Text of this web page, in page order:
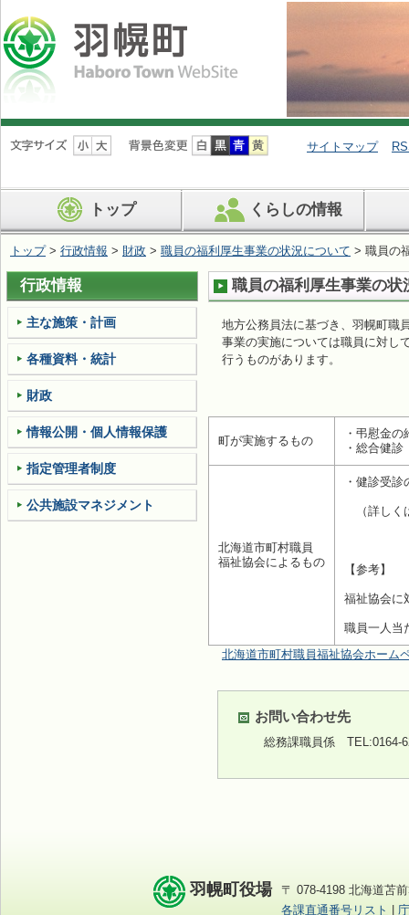
ナ
ビ
ン
を
ば
す
サイトマップ
トップ くらしの情報
トップ> 行政情報 > 財政 > 職員の福利厚生事業の状況について > 職員の
職員の福利厚生事業の
地方公務員法に基づき、羽幌町職
事業の実施については職員に対し
行うものがあります。
町が実施するもの
・弔慰金の
・総合健
北海道市町村職員
福祉協会によるもの
・健診受
（詳し
【参考】
福祉協会
職員一人
北海道市町村職員福祉協会ホーム
お問い合わせ先
総務課職員係 TEL:0164-
行政情報
主な施策・計画
各種資料・統計
財政
情報公開・個人情報保護
指定管理者制度
公共施設マネジメント
羽幌町役場
〒 078-4198 北海道苫
各課直通番号リスト